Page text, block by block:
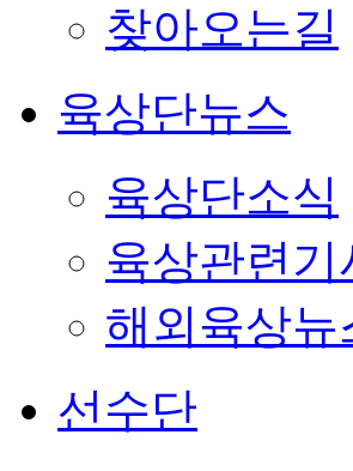
찾아오는길
육상단뉴스
육상단소식
육상관련기
해외육상뉴
선수단